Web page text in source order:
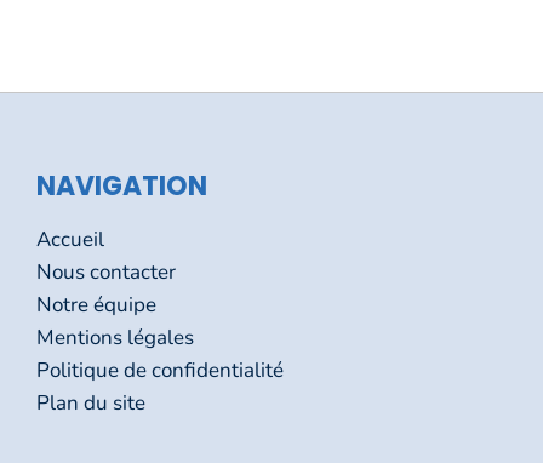
NAVIGATION
Accueil
Nous contacter
Notre équipe
Mentions légales
Politique de confidentialité
Plan du site